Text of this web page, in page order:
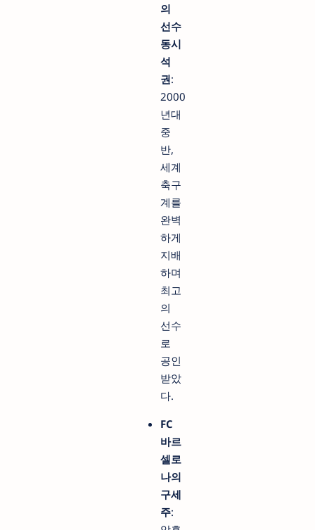
의
선수
동시
석
권:
2000
년대
중
반,
세계
축구
계를
완벽
하게
지배
하며
최고
의
선수
로
공인
받았
다.
FC
바르
셀로
나의
구세
주: